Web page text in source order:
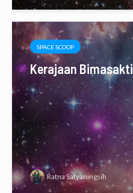
SPACE SCOOP
Kerajaan Bimasakti
Ratna Satyaningsih